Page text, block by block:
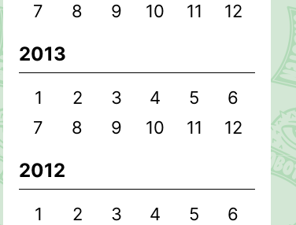
7
8 9 10 11 12
2013
1 2 3 4 5
6
7
8 9 10 11 12
2012
1 2 3 4 5
6